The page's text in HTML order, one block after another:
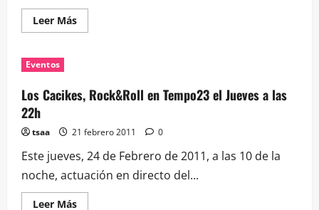
Leer MásLeer
más
«sanecanes»
en
Eventos
Los Cacikes, Rock&Roll en Tempo23 el Jueves a las
22h
tsaa 21 febrero 2011 0
Este jueves, 24 de Febrero de 2011, a las 10 de la
noche, actuación en directo del...
Leer MásLeer